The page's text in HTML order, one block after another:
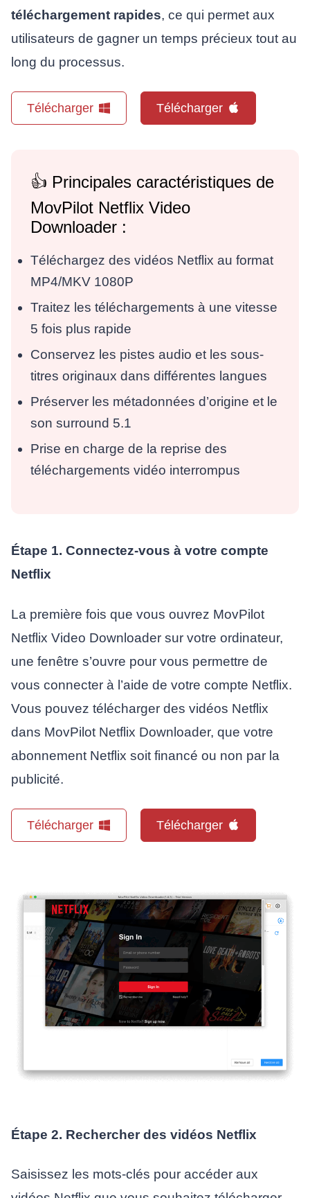
téléchargement rapides, ce qui permet aux
utilisateurs de gagner un temps précieux tout au
long du processus.
Télécharger Télécharger
👍 Principales caractéristiques de
MovPilot Netflix Video
Downloader :
Téléchargez des vidéos Netflix au format
MP4/MKV 1080P
Traitez les téléchargements à une vitesse
5 fois plus rapide
Conservez les pistes audio et les sous-
titres originaux dans différentes langues
Préserver les métadonnées d’origine et le
son surround 5.1
Prise en charge de la reprise des
téléchargements vidéo interrompus
Étape 1. Connectez-vous à votre compte
Netflix
La première fois que vous ouvrez MovPilot
Netflix Video Downloader sur votre ordinateur,
une fenêtre s’ouvre pour vous permettre de
vous connecter à l’aide de votre compte Netflix.
Vous pouvez télécharger des vidéos Netflix
dans MovPilot Netflix Downloader, que votre
abonnement Netflix soit financé ou non par la
publicité.
Télécharger Télécharger
Étape 2. Rechercher des vidéos Netflix
Saisissez les mots-clés pour accéder aux